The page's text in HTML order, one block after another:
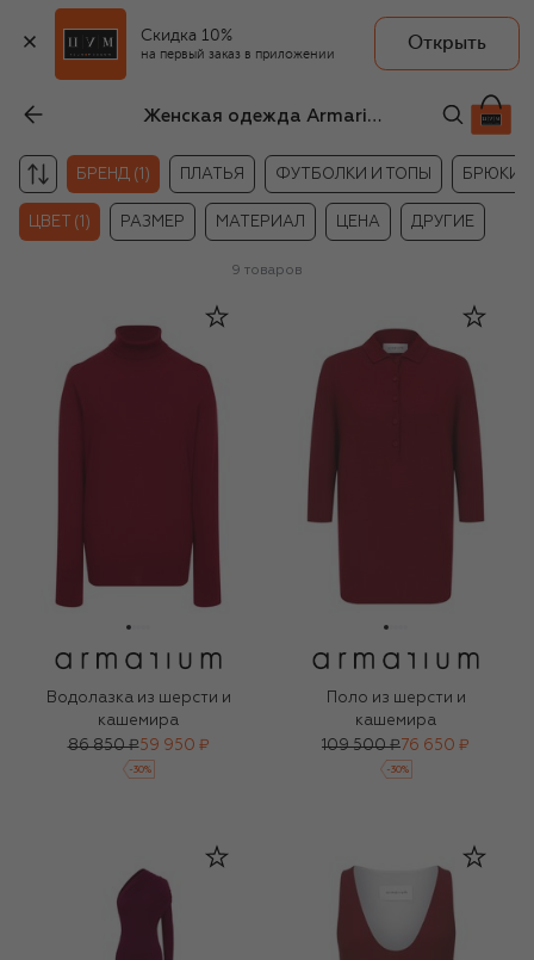
Скидка 10%
на первый заказ в приложении
Открыть
Женская одежда Armarium бордового цвета
БРЕНД (1) ПЛАТЬЯ ФУТБОЛКИ И ТОПЫ БРЮКИ
ЦВЕТ (1) РАЗМЕР МАТЕРИАЛ ЦЕНА ДРУГИЕ
9 товаров
Водолазка из шерсти и
кашемира
86 850 ₽59 950 ₽
-30%
Поло из шерсти и
кашемира
109 500 ₽76 650 ₽
-30%